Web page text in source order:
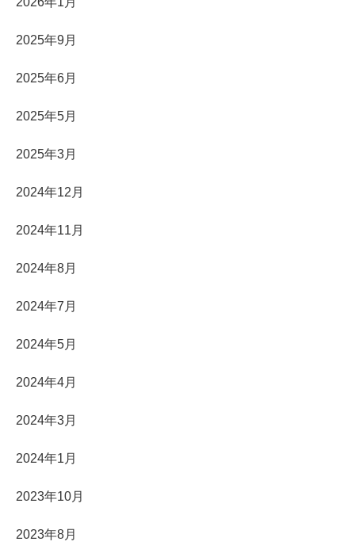
2025年9月
2025年6月
2025年5月
2025年3月
2024年12月
2024年11月
2024年8月
2024年7月
2024年5月
2024年4月
2024年3月
2024年1月
2023年10月
2023年8月